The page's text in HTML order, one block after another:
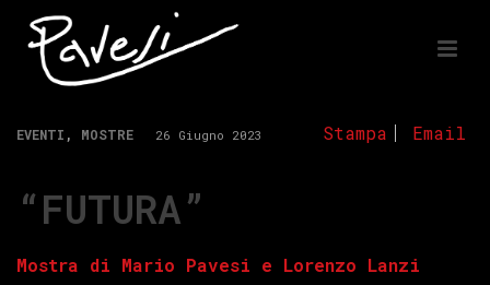
Stampa Email
EVENTI , MOSTRE 26 Giugno 2023
“FUTURA”
Mostra di Mario Pavesi e Lorenzo Lanzi